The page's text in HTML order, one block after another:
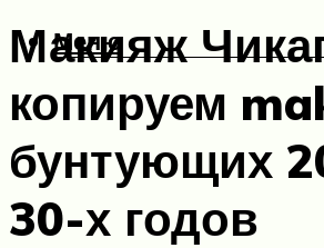
Меню
Макияж
копируем
бунтующих
30-х годов